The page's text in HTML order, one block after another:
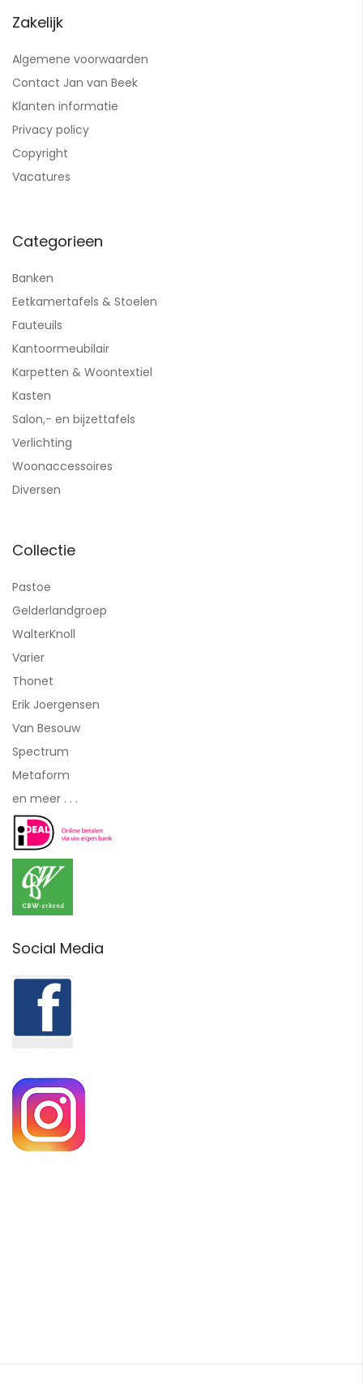
Zakelijk
Algemene voorwaarden
Contact Jan van Beek
Klanten informatie
Privacy policy
Copyright
Vacatures
Categorieen
Banken
Eetkamertafels & Stoelen
Fauteuils
Kantoormeubilair
Karpetten & Woontextiel
Kasten
Salon,- en bijzettafels
Verlichting
Woonaccessoires
Diversen
Collectie
Pastoe
Gelderlandgroep
WalterKnoll
Varier
Thonet
Erik Joergensen
Van Besouw
Spectrum
Metaform
en meer . . .
Social Media